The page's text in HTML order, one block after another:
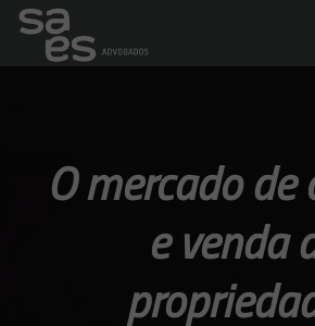
O mercado
e venda